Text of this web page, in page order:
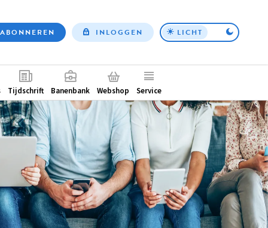
Top
ABONNEREN INLOGGEN LICHT
Tijdschrift Banenbank Webshop Service